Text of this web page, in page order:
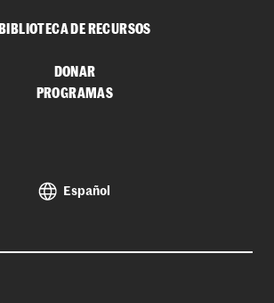
BIBLIOTECA DE RECURSOS
DONAR
PROGRAMAS
Español